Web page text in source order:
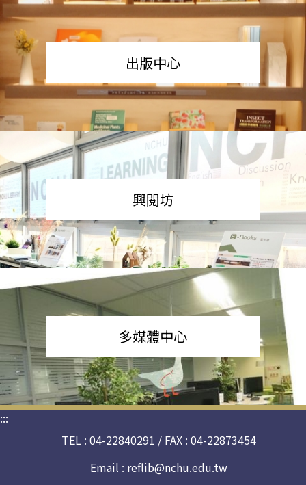
出版中心
興閱坊
多媒體中心
:::
TEL : 04-22840291 / FAX : 04-22873454
Email : reflib@nchu.edu.tw